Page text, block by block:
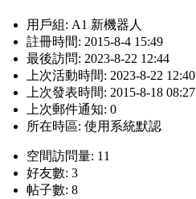
用戶組: A1 新機器人
註冊時間: 2015-8-4 15:49
最後訪問: 2023-8-22 12:44
上次活動時間: 2023-8-22 12:40
上次發表時間: 2015-8-18 08:27
上次郵件通知: 0
所在時區: 使用系統默認
空間訪問量: 11
好友數: 3
帖子數: 8